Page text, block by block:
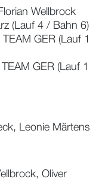
Wellbrock
(Lauf 4 / Bahn 6)
GER (Lauf 1
GER (Lauf 1
Leonie Märtens
Oliver